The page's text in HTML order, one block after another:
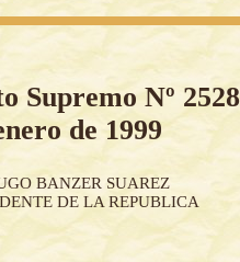
Supremo Nº
de 1999
BANZER SUAREZ
DE LA REPUBLICA